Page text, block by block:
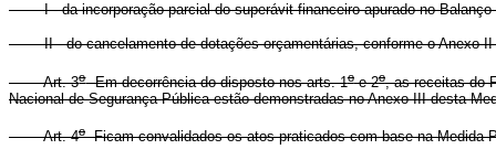
I - da incorporação parcial do superávit financeiro apurado no Balanço
II - do cancelamento de dotações orçamentárias, conforme o Anexo II
Art. 3oEm decorrência do disposto nos arts. 1oe 2o, as receitas do
Nacional de Segurança Pública estão demonstradas no Anexo III desta
Art. 4oFicam convalidados os atos praticados com base na Medida